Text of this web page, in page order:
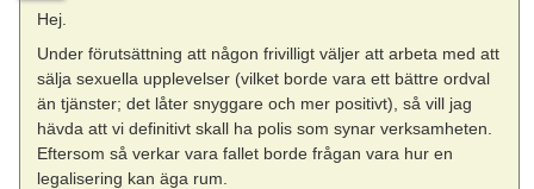
Hej.
Under förutsättning att någon frivilligt väljer att arbeta med att
sälja sexuella upplevelser (vilket borde vara ett bättre ordval
än tjänster; det låter snyggare och mer positivt), så vill jag
hävda att vi definitivt skall ha polis som synar verksamheten.
Eftersom så verkar vara fallet borde frågan vara hur en
legalisering kan äga rum.